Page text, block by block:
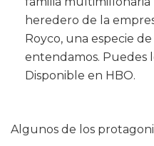
heredero de la
Royco, una especie
entendamos. Puedes
Disponible en HBO.
Algunos de los